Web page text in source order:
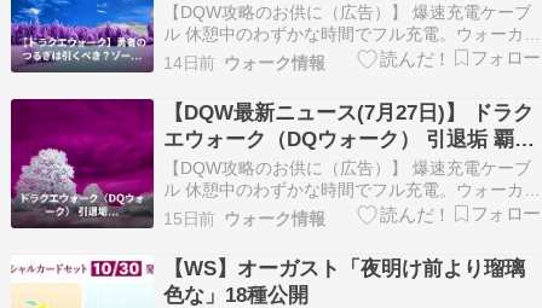
き？ゾーン環境と手持ち武器から考える
ジェム判断 （自動投稿・他サイトに飛び
ます）
【DQW攻略のお供に（広告）】 爆速充電ケーブ
ル 休憩中のわずかな時間でフル充電。ウォーカー
の必需品です。 Amazonでチェックする ドラクエ
ウォークの「勇者のつるぎ」ガチャ、みんなはも
う引いた？ ゾーン環境がガラッと変わる中で、ジ
ェムをぶち込むべきかマジで悩みどころよね！ …
14日前 ウォーク情報
【DQW最新ニュース(7月27日)】 ドラク
エウォーク（DQウォーク） 引退垢 覇権
武器揃ってます – マツブシマーケット
（自動投稿・他サイトに飛びます）
【DQW攻略のお供に（広告）】 爆速充電ケーブ
ル 休憩中のわずかな時間でフル充電。ウォーカー
の必需品です。 Amazonでチェックする ドラクエ
ウォークやってるみんなに朗報だよ！ かなり課金
してガチで育て上げられた最強レベルの引退アカ
ウントが出品中！ 全キャラ基本職50＆上級職…
15日前 ウォーク情報
【WS】オーガスト「夜明け前より瑠璃
色な」18種公開